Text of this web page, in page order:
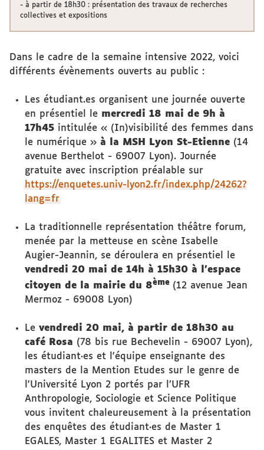
- à partir de 18h30 : présentation des travaux de recherches
collectives et expositions
Dans le cadre de la semaine intensive 2022, voici
différents évènements ouverts au public :
Les étudiant.es organisent une journée ouverte
en présentiel le mercredi 18 mai de 9h à
17h45 intitulée « (In)visibilité des femmes dans
le numérique » à la MSH Lyon St-Etienne(14
avenue Berthelot - 69007 Lyon). Journée
gratuite avec inscription préalable sur
https://enquetes.univ-lyon2.fr/index.php/24262?
lang=fr
La traditionnelle représentation théâtre forum,
menée par la metteuse en scène Isabelle
Augier-Jeannin, se déroulera en présentiel le
vendredi 20 mai de 14h à 15h30 à l’espace
citoyen de la mairie du 8ème (12 avenue Jean
Mermoz - 69008 Lyon)
Le vendredi 20 mai, à partir de 18h30 au
café Rosa (78 bis rue Bechevelin - 69007 Lyon),
les étudiant·es et l'équipe enseignante des
masters de la Mention Etudes sur le genre de
l'Université Lyon 2 portés par l’UFR
Anthropologie, Sociologie et Science Politique
vous invitent chaleureusement à la présentation
des enquêtes des étudiant·es de Master 1
EGALES, Master 1 EGALITES et Master 2